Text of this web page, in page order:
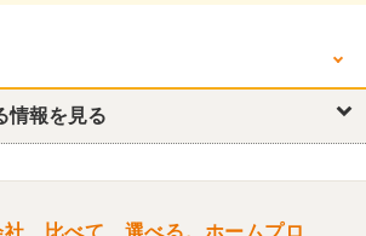
情報を見る
社、比べて、選べる。ホームプロ